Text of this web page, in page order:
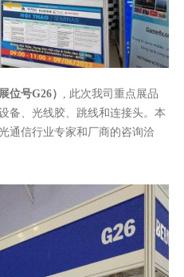
位号G26）
, 此次我司重点展品
备、光线胶、跳线和连接头。本
通信行业专家和厂商的咨询洽